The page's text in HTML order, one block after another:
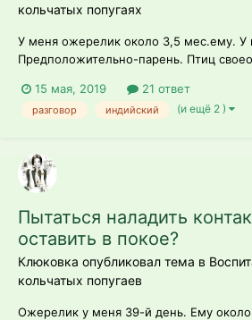
кольчатых попугаях
У меня ожерелик около 3,5 мес.ему. У
Предположительно-парень. Птиц
пойти и, если с ним в этот момент
внимание удержать можно)) Но молчун
15 мая, 2019 21 ответ
разговор индийский (и ещё 2 )
Пытаться наладить
оставить в покое?
Клюковка опубликовал тема в
кольчатых попугаев
Ожерелик у меня 39-й день. Ему